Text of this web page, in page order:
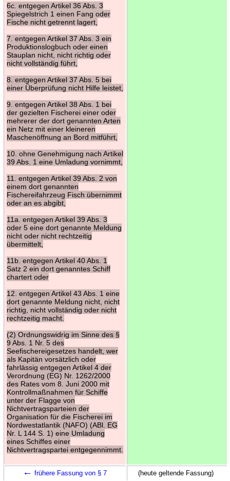
6c. entgegen Artikel 36 Abs. 3
Spiegelstrich 1 einen Fang oder
Fische nicht getrennt lagert,
7. entgegen Artikel 37 Abs. 3 ein
Produktionslogbuch oder einen
Stauplan nicht, nicht richtig oder
nicht vollständig führt,
8. entgegen Artikel 37 Abs. 5 bei
einer Überprüfung nicht Hilfe leistet,
9. entgegen Artikel 38 Abs. 1 bei
der gezielten Fischerei einer oder
mehrerer der dort genannten Arten
ein Netz mit einer kleineren
Maschenöffnung an Bord mitführt,
10. ohne Genehmigung nach Artikel
39 Abs. 1 eine Umladung vornimmt,
11. entgegen Artikel 39 Abs. 2 von
einem dort genannten
Fischereifahrzeug Fisch übernimmt
oder an es abgibt,
11a. entgegen Artikel 39 Abs. 3
oder 5 eine dort genannte Meldung
nicht oder nicht rechtzeitig
übermittelt,
11b. entgegen Artikel 40 Abs. 1
Satz 2 ein dort genanntes Schiff
chartert oder
12. entgegen Artikel 43 Abs. 1 eine
dort genannte Meldung nicht, nicht
richtig, nicht vollständig oder nicht
rechtzeitig macht.
(2) Ordnungswidrig im Sinne des §
9 Abs. 1 Nr. 5 des
Seefischereigesetzes handelt, wer
als Kapitän vorsätzlich oder
fahrlässig entgegen Artikel 4 der
Verordnung (EG) Nr. 1262/2000
des Rates vom 8. Juni 2000 mit
Kontrollmaßnahmen für Schiffe
unter der Flagge von
Nichtvertragsparteien der
Organisation für die Fischerei im
Nordwestatlantik (NAFO) (ABl. EG
Nr. L 144 S. 1) eine Umladung
eines Schiffes einer
Nichtvertragspartei entgegennimmt.
← frühere Fassung von § 7 (heute geltende Fassung)